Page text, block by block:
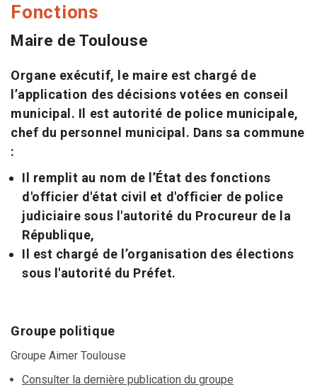
Fonctions
Maire de Toulouse
Organe exécutif, le maire est chargé de
l’application des décisions votées en conseil
municipal. Il est autorité de police municipale,
chef du personnel municipal. Dans sa commune
:
Il remplit au nom de l’État des fonctions
d'officier d'état civil et d'officier de police
judiciaire sous l'autorité du Procureur de la
République,
Il est chargé de l’organisation des élections
sous l'autorité du Préfet.
Groupe politique
Groupe Aimer Toulouse
Consulter la dernière publication du groupe